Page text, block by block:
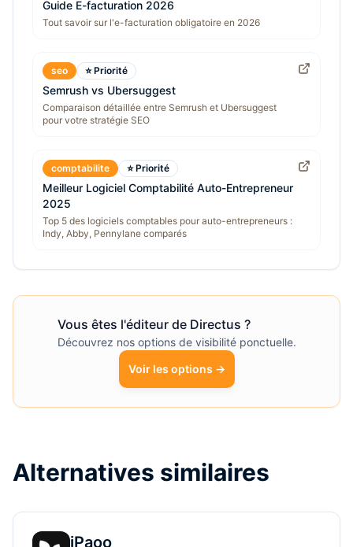
Guide E-facturation 2026
Tout savoir sur l'e-facturation obligatoire en 2026
seo ⭐ Priorité
Semrush vs Ubersuggest
Comparaison détaillée entre Semrush et Ubersuggest
pour votre stratégie SEO
comptabilite ⭐ Priorité
Meilleur Logiciel Comptabilité Auto-Entrepreneur
2025
Top 5 des logiciels comptables pour auto-entrepreneurs :
Indy, Abby, Pennylane comparés
Vous êtes l'éditeur de Directus ?
Découvrez nos options de visibilité ponctuelle.
Voir les options →
Alternatives similaires
iPaoo